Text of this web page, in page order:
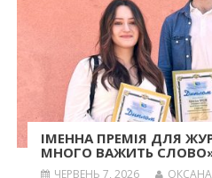
ІМЕННА ПРЕМІЯ ДЛЯ
МНОГО ВАЖИТЬ
ЧЕРВЕНЬ 7, 2026